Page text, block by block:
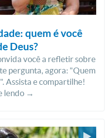
quem é você
Deus?
você a refletir sobre
pergunta, agora: "Quem
Assista e compartilhe!
lendo →